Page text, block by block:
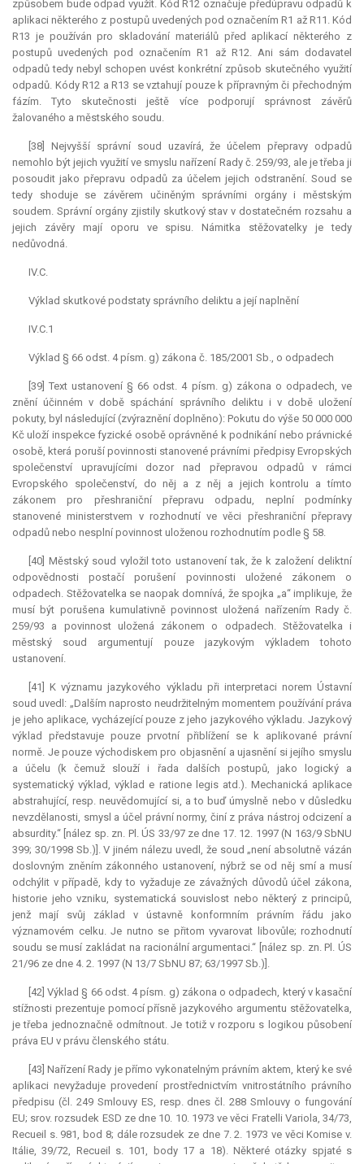
způsobem bude odpad využit. Kód R12 označuje předúpravu odpadů k
aplikaci některého z postupů uvedených pod označením R1 až R11. Kód
R13 je používán pro skladování materiálů před aplikací některého z
postupů uvedených pod označením R1 až R12. Ani sám dodavatel
odpadů tedy nebyl schopen uvést konkrétní způsob skutečného využití
odpadů. Kódy R12 a R13 se vztahují pouze k přípravným či přechodným
fázím. Tyto skutečnosti ještě více podporují správnost závěrů
žalovaného a městského soudu.
[38] Nejvyšší správní soud uzavírá, že účelem přepravy odpadů
nemohlo být jejich využití ve smyslu nařízení Rady č. 259/93, ale je třeba ji
posoudit jako přepravu odpadů za účelem jejich odstranění. Soud se
tedy shoduje se závěrem učiněným správními orgány i městským
soudem. Správní orgány zjistily skutkový stav v dostatečném rozsahu a
jejich závěry mají oporu ve spisu. Námitka stěžovatelky je tedy
nedůvodná.
IV.C.
Výklad skutkové podstaty správního deliktu a její naplnění
IV.C.1
Výklad § 66 odst. 4 písm. g) zákona č. 185/2001 Sb., o odpadech
[39] Text ustanovení § 66 odst. 4 písm. g) zákona o odpadech, ve
znění účinném v době spáchání správního deliktu i v době uložení
pokuty, byl následující (zvýraznění doplněno): Pokutu do výše 50 000 000
Kč uloží inspekce fyzické osobě oprávněné k podnikání nebo právnické
osobě, která poruší povinnosti stanovené právními předpisy Evropských
společenství upravujícími dozor nad přepravou odpadů v rámci
Evropského společenství, do něj a z něj a jejich kontrolu a tímto
zákonem pro přeshraniční přepravu odpadu, neplní podmínky
stanovené ministerstvem v rozhodnutí ve věci přeshraniční přepravy
odpadů nebo nesplní povinnost uloženou rozhodnutím podle § 58.
[40] Městský soud vyložil toto ustanovení tak, že k založení deliktní
odpovědnosti postačí porušení povinnosti uložené zákonem o
odpadech. Stěžovatelka se naopak domnívá, že spojka „a“ implikuje, že
musí být porušena kumulativně povinnost uložená nařízením Rady č.
259/93 a povinnost uložená zákonem o odpadech. Stěžovatelka i
městský soud argumentují pouze jazykovým výkladem tohoto
ustanovení.
[41] K významu jazykového výkladu při interpretaci norem Ústavní
soud uvedl: „Dalším naprosto neudržitelným momentem používání práva
je jeho aplikace, vycházející pouze z jeho jazykového výkladu. Jazykový
výklad představuje pouze prvotní přiblížení se k aplikované právní
normě. Je pouze východiskem pro objasnění a ujasnění si jejího smyslu
a účelu (k čemuž slouží i řada dalších postupů, jako logický a
systematický výklad, výklad e ratione legis atd.). Mechanická aplikace
abstrahující, resp. neuvědomující si, a to buď úmyslně nebo v důsledku
nevzdělanosti, smysl a účel právní normy, činí z práva nástroj odcizení a
absurdity.“ [nález sp. zn. Pl. ÚS 33/97 ze dne 17. 12. 1997 (N 163/9 SbNU
399; 30/1998 Sb.)]. V jiném nálezu uvedl, že soud „není absolutně vázán
doslovným zněním zákonného ustanovení, nýbrž se od něj smí a musí
odchýlit v případě, kdy to vyžaduje ze závažných důvodů účel zákona,
historie jeho vzniku, systematická souvislost nebo některý z principů,
jenž mají svůj základ v ústavně konformním právním řádu jako
významovém celku. Je nutno se přitom vyvarovat libovůle; rozhodnutí
soudu se musí zakládat na racionální argumentaci.“ [nález sp. zn. Pl. ÚS
21/96 ze dne 4. 2. 1997 (N 13/7 SbNU 87; 63/1997 Sb.)].
[42] Výklad § 66 odst. 4 písm. g) zákona o odpadech, který v kasační
stížnosti prezentuje pomocí přísně jazykového argumentu stěžovatelka,
je třeba jednoznačně odmítnout. Je totiž v rozporu s logikou působení
práva EU v právu členského státu.
[43] Nařízení Rady je přímo vykonatelným právním aktem, který ke své
aplikaci nevyžaduje provedení prostřednictvím vnitrostátního právního
předpisu (čl. 249 Smlouvy ES, resp. dnes čl. 288 Smlouvy o fungování
EU; srov. rozsudek ESD ze dne 10. 10. 1973 ve věci Fratelli Variola, 34/73,
Recueil s. 981, bod 8; dále rozsudek ze dne 7. 2. 1973 ve věci Komise v.
Itálie, 39/72, Recueil s. 101, body 17 a 18). Některé otázky spjaté s